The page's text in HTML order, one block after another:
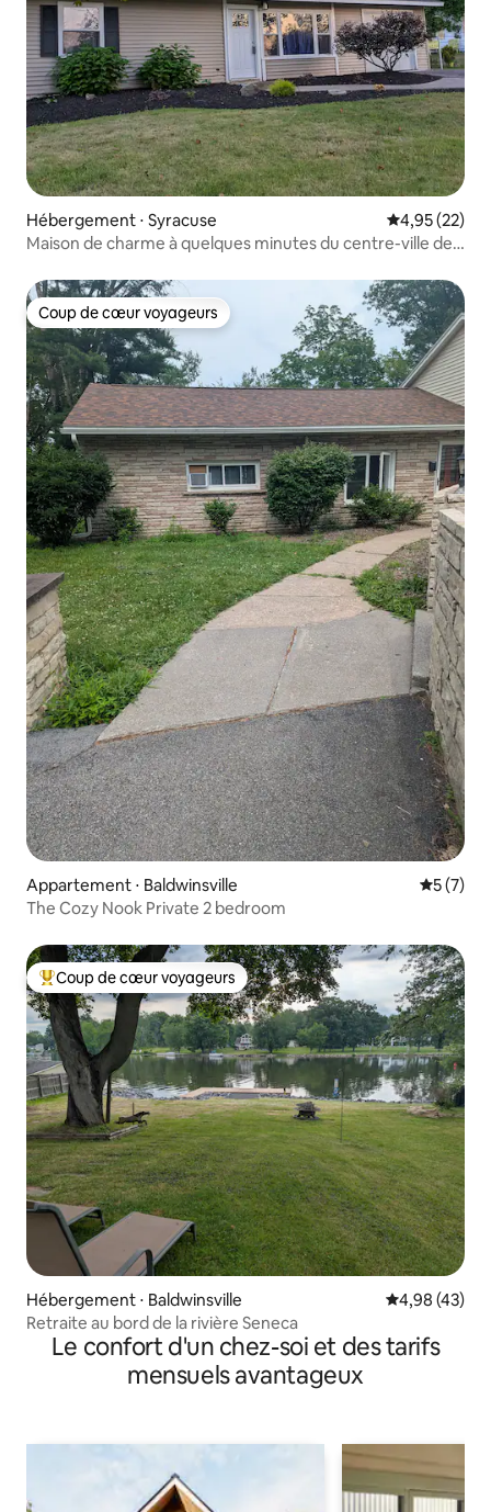
Hébergement ⋅ Syracuse Évaluation
4,95 (22)
Maison de charme à quelques minutes du centre-ville de
Coup de cœur voyageurs
Coup de cœur voyageurs
Appartement ⋅ Baldwinsville
5 (7)
The Cozy Nook Private 2 bedroom
Coups de cœur voyageurs les plus appréciés
Coup de cœur voyageurs
Hébergement ⋅ Baldwinsville Évaluation
4,98 (43)
Retraite au bord de la rivière Seneca
Le confort d'un chez-soi et des tarifs
mensuels avantageux